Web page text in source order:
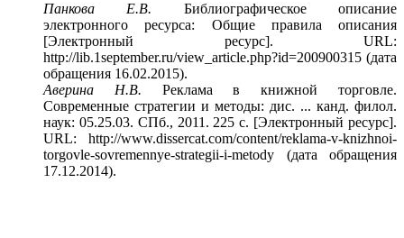
Панкова Е.В. Библиографическое описание
электронного ресурса: Общие правила описания
[Электронный ресурс]. URL:
http://lib.1september.ru/view_article.php?id=200900315 (дата
обращения 16.02.2015).
Аверина Н.В. Реклама в книжной торговле.
Современные стратегии и методы: дис. ... канд. филол.
наук: 05.25.03. СПб., 2011. 225 с. [Электронный ресурс].
URL: http://www.dissercat.com/content/reklama-v-knizhnoi-
torgovle-sovremennye-strategii-i-metody (дата обращения
17.12.2014).